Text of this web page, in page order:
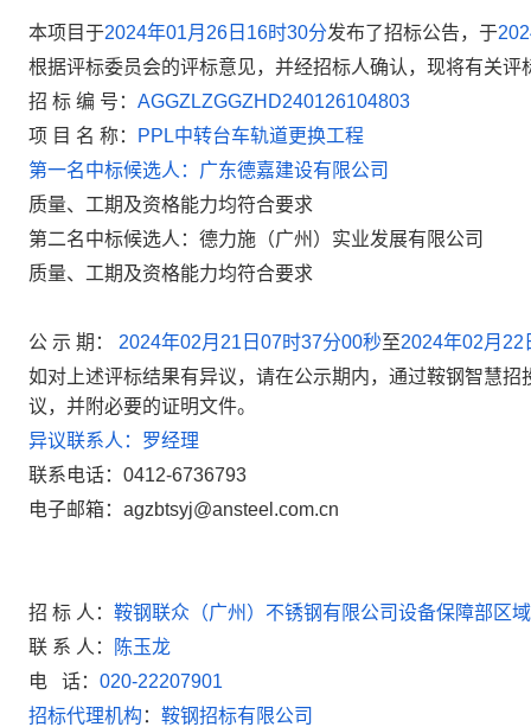
本项目于2024年01月 26 日 16时30分发布了招标公告，于
根据评标委员会的评标意见，并经招标人确认，现将有关评
招 标 编 号： AGGZLZGGZHD240126104803
项 目 名 称：
PPL中转台车轨道更换工程
第一名中标候选人：广东德嘉建设有限公司
质量、工期及资格能力均符合要求
第二名中标候选人：德力施（广州）实业发展有限公司
质量、工期及资格能力均符合要求
公 示 期： 2024年02月 21 日 07时37分00秒至2024年02月 22
如对上述评标结果有异议，请在公示期内， 通过鞍钢智慧招
议，并附必要的证明文件。
异议联系人：罗经理
联系电话： 0412-6736793
电子邮箱： agzbtsyj@ansteel.com.cn
招 标 人： 鞍钢联众（广州）不锈钢有限公司设备保障部区
联 系 人：
陈玉龙
电
话： 020-22207901
招标代理机构 ： 鞍钢招标有限公司